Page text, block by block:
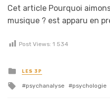
Cet article Pourquoi
musique ? est apparu en
Post Views: 1 534
Posted in
LES 3P
Tagged with
psychanalyse psychologie